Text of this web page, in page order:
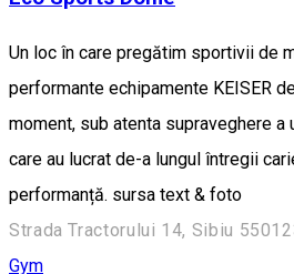
Un loc în care pregătim sportivii de
performante echipamente KEISER
moment, sub atenta supraveghere a
care au lucrat de-a lungul întregii
performanță. sursa text & foto
Strada Tractorului 14, Sibiu
Gym